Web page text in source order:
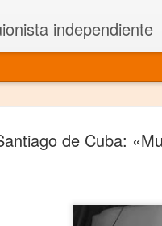
de Cuba:
independiente